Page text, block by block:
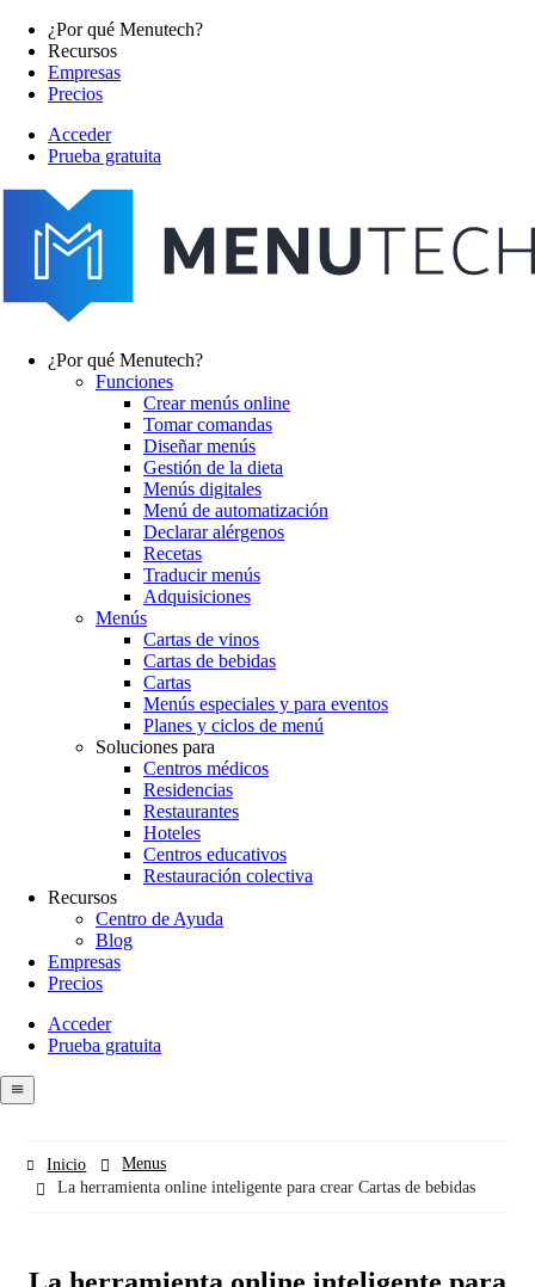
Pasar
contenido
principal
Main
navigation
¿Por qué Menutech?
Recursos
Empresas
Precios
menutech
navigation
Acceder
Prueba gratuita
navigation
¿Por qué Menutech?
Funciones
Crear menús online
Tomar comandas
Diseñar menús
Gestión de la dieta
Menús digitales
Menú de automatización
Declarar alérgenos
Recetas
Traducir menús
Adquisiciones
Menús
Cartas de vinos
Cartas de bebidas
Cartas
Menús especiales y para eventos
Planes y ciclos de menú
Soluciones para
Centros médicos
Residencias
Restaurantes
Hoteles
Centros educativos
Restauración colectiva
Recursos
Centro de Ayuda
Blog
Empresas
Precios
Menutech
navigation
Acceder
Prueba gratuita
menu
Inicio
Menus
La herramienta online inteligente para crear Cartas de bebidas